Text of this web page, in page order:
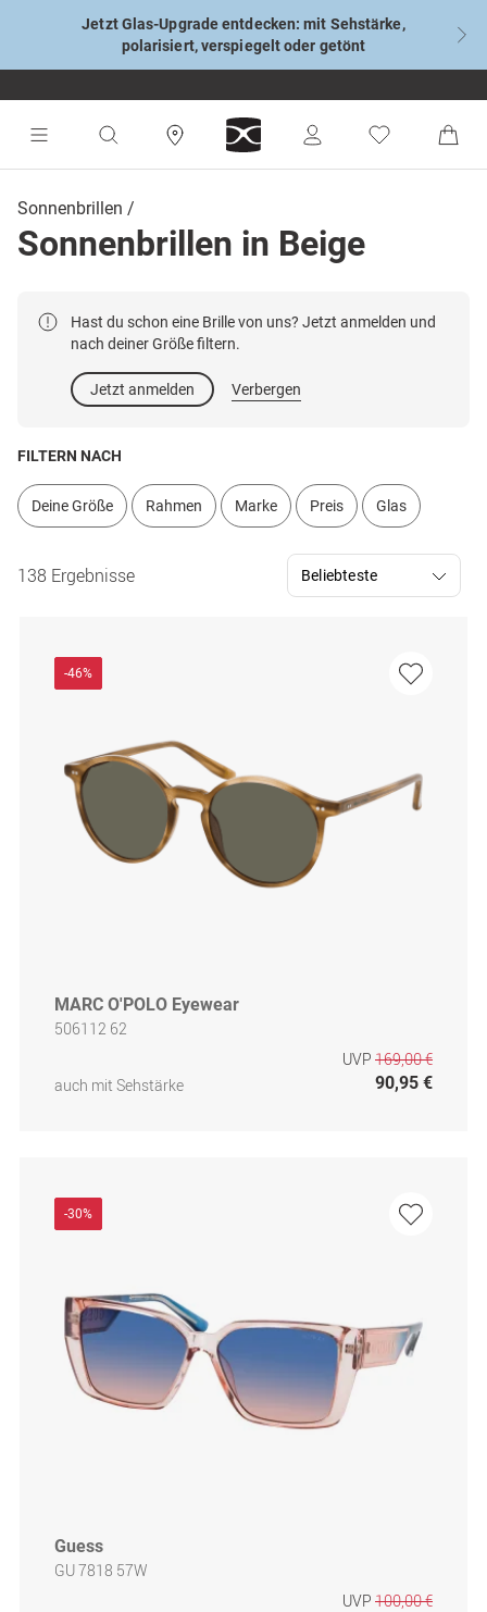
Jetzt Glas-Upgrade entdecken: mit Sehstärke,
polarisiert, verspiegelt oder getönt
Sonnenbrillen
Sonnenbrillen in Beige
Hast du schon eine Brille von uns? Jetzt anmelden und
nach deiner Größe filtern.
Jetzt anmelden Verbergen
FILTERN NACH
Deine Größe Rahmen Marke Preis Glas
138 Ergebnisse
-46%
MARC O'POLO Eyewear
506112 62
auch mit Sehstärke
UVP 169,00 €
90,95 €
-30%
Guess
GU 7818 57W
UVP 100,00 €